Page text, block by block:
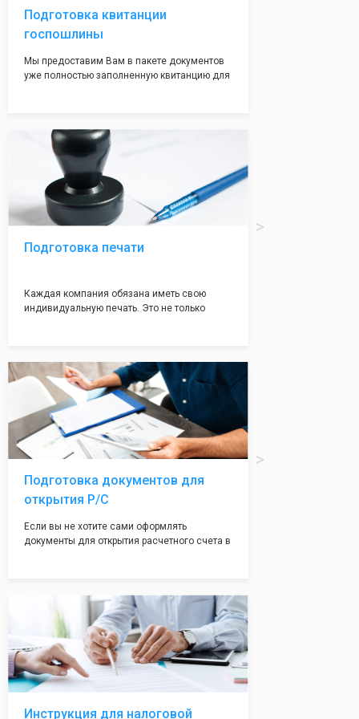
Подготовка квитанции
госпошлины
Мы предоставим Вам в пакете документов
уже полностью заполненную квитанцию для
посредственно в налоговой инспекции при
подаче документов на регистрацию.
Подготовка печати
Каждая компания обязана иметь свою
индивидуальную печать. Это не только
вам поможем с помощью изготовления
печати по индивидуальному эскизу, который
Вы выберете сами из нашего каталога.
Подготовка документов для
открытия Р/С
Если вы не хотите сами оформлять
документы для открытия расчетного счета в
открытия счета, с минимальным затратом
вашего времени и сил!
Инструкция для налоговой